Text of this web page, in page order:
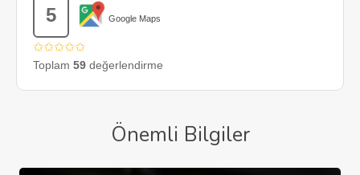
5 Google Maps
✩✩✩✩✩
Toplam 59 değerlendirme
Önemli Bilgiler